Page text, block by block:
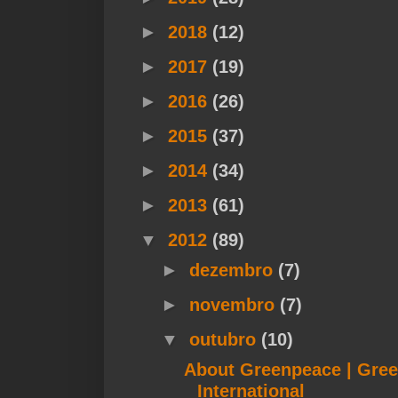
► 2018 (12)
► 2017 (19)
► 2016 (26)
► 2015 (37)
► 2014 (34)
► 2013 (61)
▼ 2012 (89)
► dezembro (7)
► novembro (7)
▼ outubro (10)
About Greenpeace |
International